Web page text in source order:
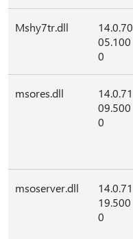
Mshy7tr.dll
14.0.70
05.100
0
msores.dll
14.0.71
09.500
0
msoserver.dll
14.0.71
19.500
0